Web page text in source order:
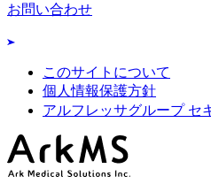
お問い合わせ
このサイトについて
個人情報保護方針
アルフレッサグループ セ